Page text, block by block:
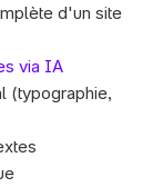
d'un site
via IA
(typographie,